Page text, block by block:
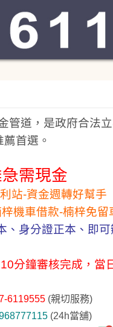
管道，是政府合法
薦首選。
需現金
站-資金週轉好幫手
機車借款-楠梓免留
、身分證正本、即可
分鐘審核完成，當
6119555 (親切服務)
(24h當舖)